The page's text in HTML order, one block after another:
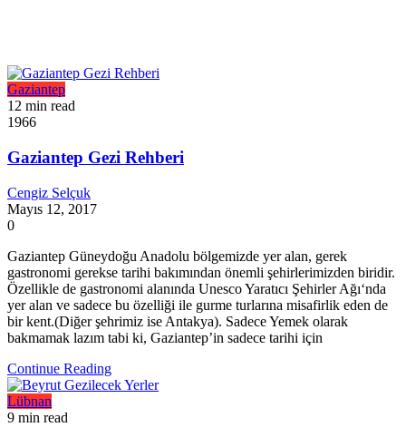
Gaziantep
12 min read
1966
Gaziantep Gezi Rehberi
Cengiz Selçuk
Mayıs 12, 2017
0
Gaziantep Güneydoğu Anadolu bölgemizde yer alan, gerek
gastronomi gerekse tarihi bakımından önemli şehirlerimizden biridir.
Özellikle de gastronomi alanında Unesco Yaratıcı Şehirler Ağı‘nda
yer alan ve sadece bu özelliği ile gurme turlarına misafirlik eden de
bir kent.(Diğer şehrimiz ise Antakya). Sadece Yemek olarak
bakmamak lazım tabi ki, Gaziantep’in sadece tarihi için
Continue Reading
Lübnan
9 min read